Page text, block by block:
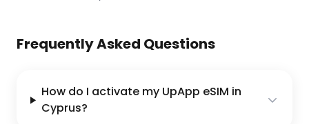
Frequently Asked Questions
How do I activate my UpApp eSIM in
Cyprus?